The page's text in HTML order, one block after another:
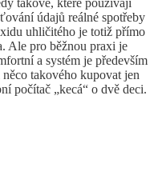
takové, které používají
údajů reálné spotřeby
uhličitého je totiž přímo
Ale pro běžnou praxi je
a systém je především
takového kupovat jen
počítač „kecá“ o dvě deci.